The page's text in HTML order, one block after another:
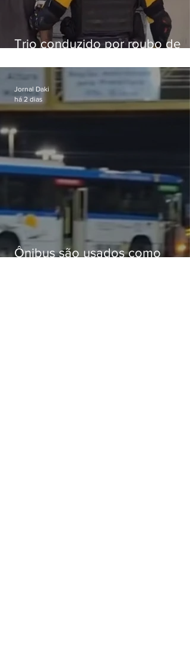
Trio conduzido por roubo de
passagens
Ônibus são usados como
Jornal Daki
há 2 dias